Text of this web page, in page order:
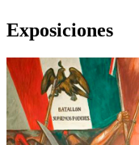
Exposiciones